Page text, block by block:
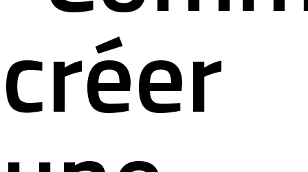
créer